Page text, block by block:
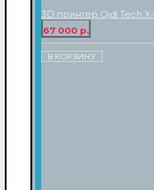
3D принтер Qidi Tech
67 000 р.
В КОРЗИНУ